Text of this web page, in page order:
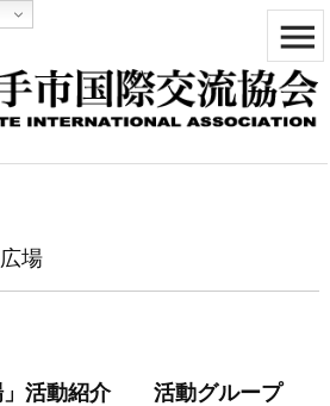


メニュ
次へ
場
」活動紹介 活動グループ